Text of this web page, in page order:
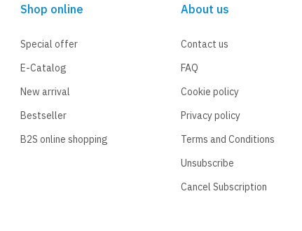
Shop online
Special offer
E-Catalog
New arrival
Bestseller
B2S online shopping
About us
Contact us
FAQ
Cookie policy
Privacy policy
Terms and Conditions
Unsubscribe
Cancel Subscription